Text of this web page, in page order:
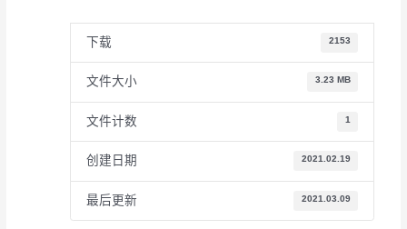
下载 2153
文件大小 3.23 MB
文件计数 1
创建日期 2021.02.19
最后更新 2021.03.09